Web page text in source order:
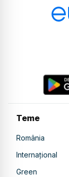
Teme
România
Internațional
Green